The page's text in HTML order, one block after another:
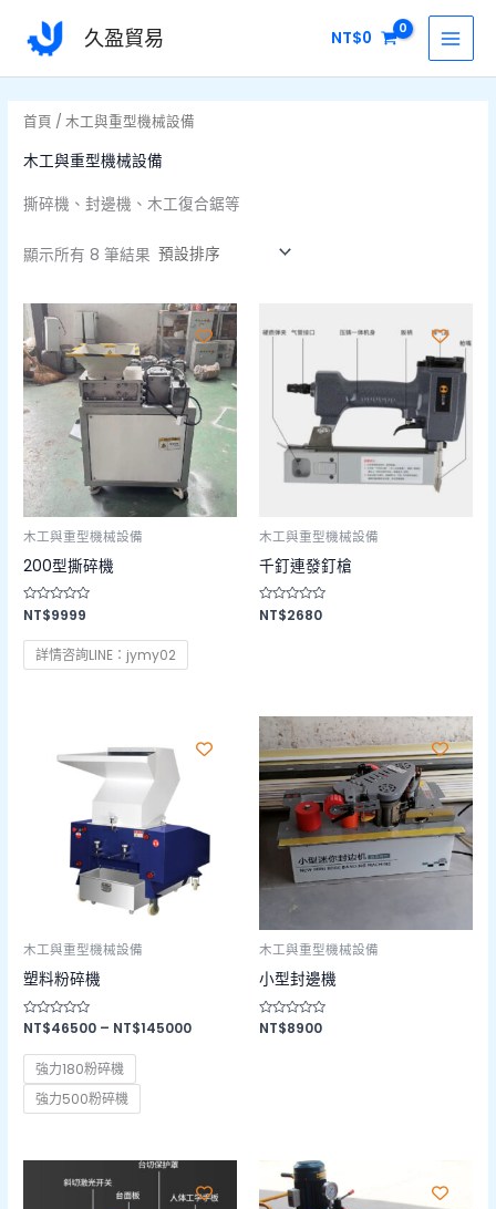
要
久盈貿易 NT$0
首頁 / 木工與重型機械設備
木工與重型機械設備
撕碎機、封邊機、木工復合鋸等
顯示所有 8 筆結果
木工與重型機械設備
200型撕碎機
評
分
滿
分
5
NT$9999
詳情咨詢LINE：jymy02
木工與重型機械設備
千釘連發釘槍
評
分
NT$2680
木工與重型機械設備
塑料粉碎機
評
滿
分
5
NT$46500 – NT$145000
格
範
NT$46500
NT$145000
強力180粉碎機
強力500粉碎機
木工與重型機械設備
小型封邊機
評
NT$8900